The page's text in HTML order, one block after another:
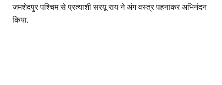
जमशेदपुर पश्चिम से प्रत्याशी सरयू राय ने अंग वस्त्र पहनाकर अभिनंदन
किया.